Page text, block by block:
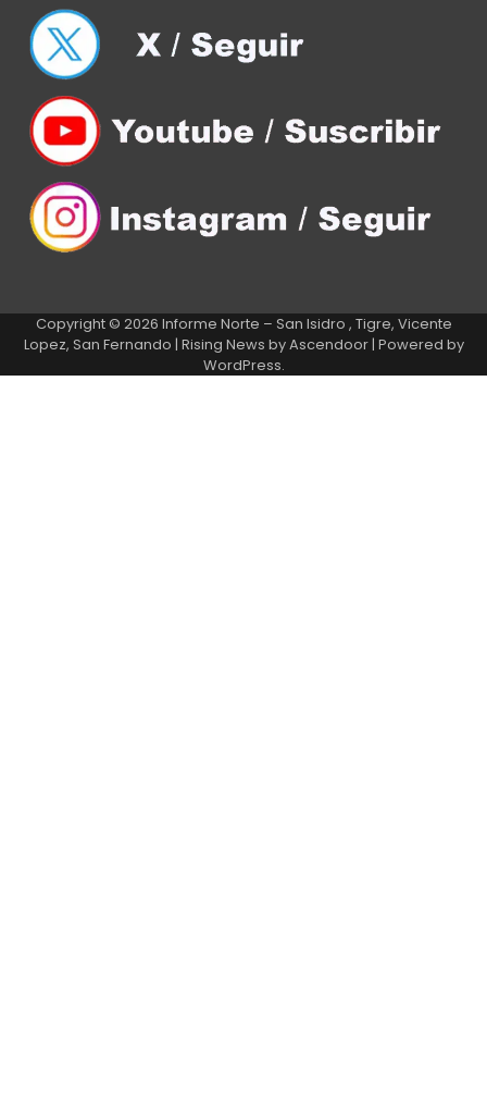
Copyright © 2026 Informe Norte – San Isidro , Tigre, Vicente
Lopez, San Fernando | Rising News byAscendoor| Powered by
WordPress.